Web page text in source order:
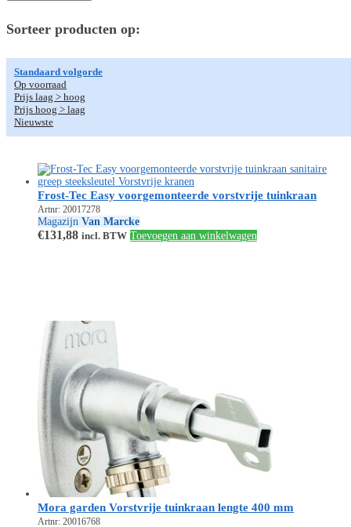
Sorteer producten op:
Standaard volgorde
Op voorraad
Prijs laag > hoog
Prijs hoog > laag
Nieuwste
Frost-Tec Easy voorgemonteerde vorstvrije tuinkraan
Artnr: 20017278
Magazijn Van Marcke
€131,88 incl. BTW Toevoegen aan winkelwagen
Mora garden Vorstvrije tuinkraan lengte 400 mm
Artnr: 20016768